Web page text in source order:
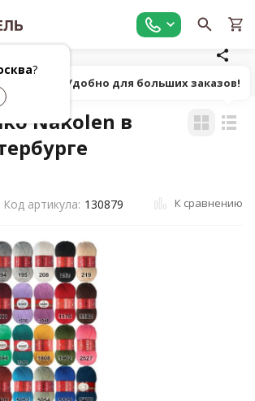
?
вязания
Nakolen в
Код артикула: 130879 К сравнению
Попробуй! Удобно для больших заказов!